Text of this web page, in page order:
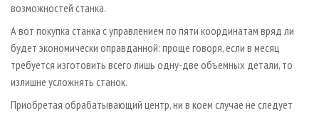
возможностей станка.
А вот покупка станка с управлением по пяти координатам вряд ли
будет экономически оправданной: проще говоря, если в месяц
требуется изготовить всего лишь одну-две объемных детали, то
излишне усложнять станок.
Приобретая обрабатывающий центр, ни в коем случае не следует